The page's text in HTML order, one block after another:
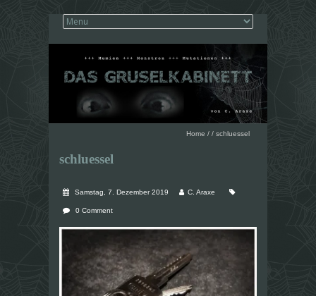
Home / / schluessel
schluessel
Samstag, 7. Dezember 2019 C. Araxe
0 Comment